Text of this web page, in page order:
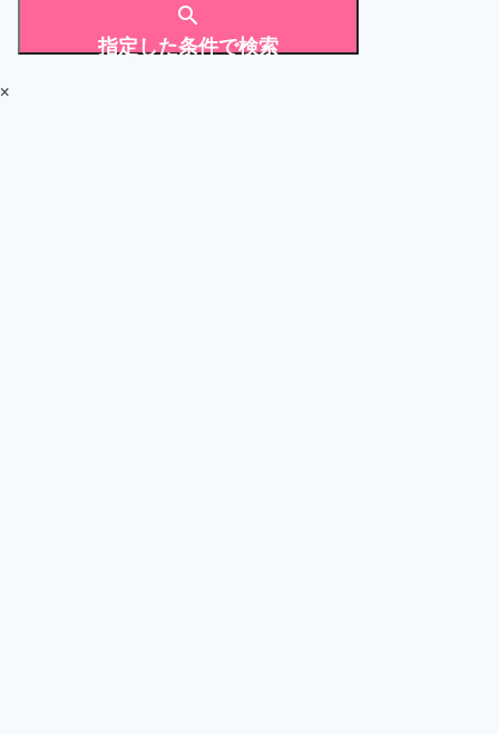
search
指定した条件で検索
×